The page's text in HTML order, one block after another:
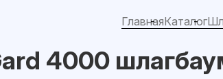
ГлавнаяКаталог
4000